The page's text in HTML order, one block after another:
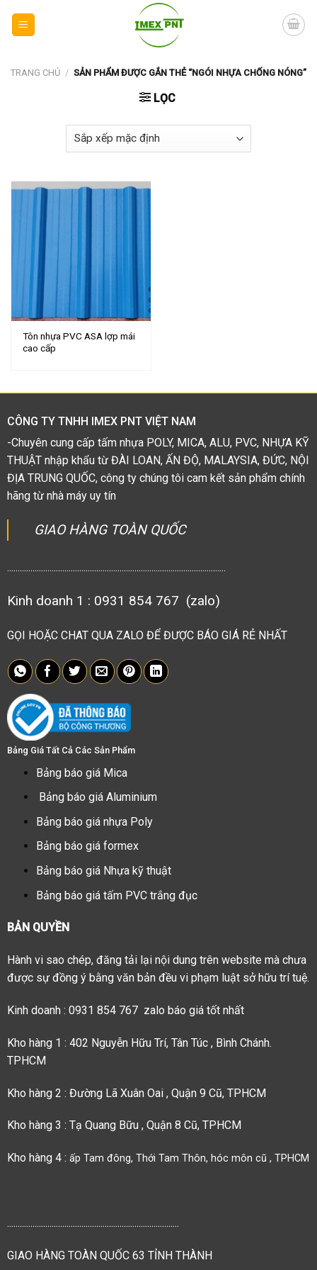
TRANG CHỦ / SẢN PHẨM ĐƯỢC GẮN THẺ “NGÓI NHỰA CHỐNG NÓNG”
LỌC
Tôn nhựa PVC ASA lợp mái
cao cấp
CÔNG TY TNHH IMEX PNT VIỆT NAM
-Chuyên cung cấp tấm nhựa POLY, MICA, ALU, PVC, NHỰA KỸ
THUẬT nhập khẩu từ ĐÀI LOAN, ẤN ĐỘ, MALAYSIA, ĐỨC, NỘI
ĐỊA TRUNG QUỐC, công ty chúng tôi cam kết sản phẩm chính
hãng từ nhà máy uy tín
GIAO HÀNG TOÀN QUỐC
.......................................................................................................
Kinh doanh 1 : 0931 854 767 (zalo)
GỌI HOẶC CHAT QUA ZALO ĐỂ ĐƯỢC BÁO GIÁ RẺ NHẤT
Bảng Giá Tất Cả Các Sản Phẩm
Bảng báo giá Mica
Bảng báo giá Aluminium
Bảng báo giá nhựa Poly
Bảng báo giá formex
Bảng báo giá Nhựa kỹ thuật
Bảng báo giá tấm PVC trắng đục
BẢN QUYỀN
Hành vi sao chép, đăng tải lại nội dung trên website mà chưa
được sự đồng ý bằng văn bản đều vi phạm luật sở hữu trí tuệ.
Kinh doanh : 0931 854 767 zalo báo giá tốt nhất
Kho hàng 1 : 402 Nguyễn Hữu Trí, Tân Túc , Bình Chánh.
TPHCM
Kho hàng 2 : Đường Lã Xuân Oai , Quận 9 Cũ, TPHCM
Kho hàng 3 : Tạ Quang Bữu , Quận 8 Cũ, TPHCM
Kho hàng 4 : ấp Tam đông, Thới Tam Thôn, hóc môn cũ , TPHCM
.................................................................................
GIAO HÀNG TOÀN QUỐC 63 TỈNH THÀNH